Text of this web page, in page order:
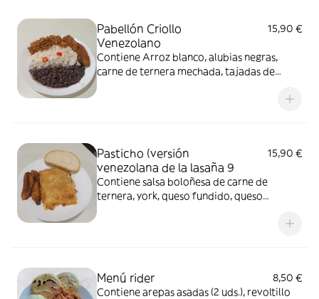
Pabellón Criollo
Venezolano
15,90 €
Contiene Arroz blanco, alubias negras,
carne de ternera mechada, tajadas de
Pasticho (versión
venezolana de la lasaña 9
15,90 €
Contiene salsa boloñesa de carne de
ternera, york, queso fundido, queso
con tajadas de plátano macho frito y pan
Menú rider
8,50 €
Contiene arepas asadas (2 uds.), revoltillo